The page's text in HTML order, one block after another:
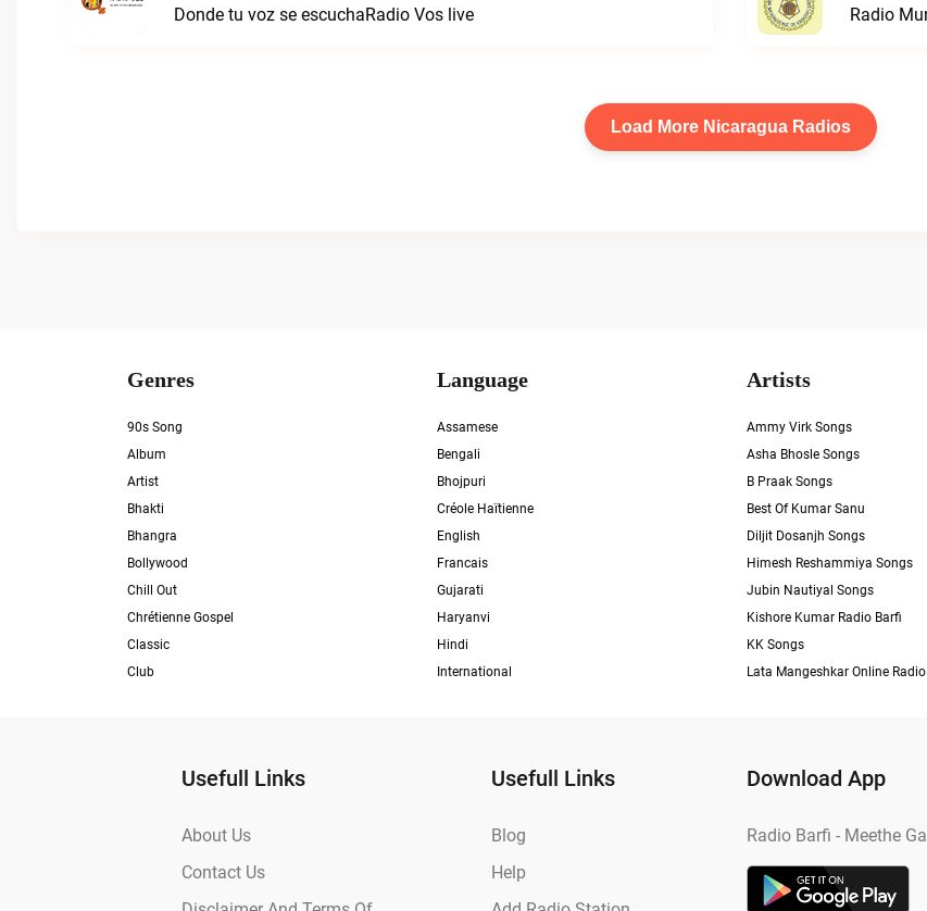
Donde tu voz se escuchaRadio Vos live Radio
Load More Nicaragua Radios
Genres
90s Song
Album
Artist
Bhakti
Bhangra
Bollywood
Chill Out
Chrétienne Gospel
Classic
Club
Language
Assamese
Bengali
Bhojpuri
Créole Haïtienne
English
Francais
Gujarati
Haryanvi
Hindi
International
Artists
Ammy Virk Songs
Asha Bhosle Songs
B Praak Songs
Best Of Kumar Sanu
Diljit Dosanjh Songs
Himesh Reshammiya Songs
Jubin Nautiyal Songs
Kishore Kumar Radio Barfi
KK Songs
Lata Mangeshkar Online Radio
Usefull Links
About Us
Contact Us
Usefull Links
Blog
Help
Download App
Radio Barfi - Meethe